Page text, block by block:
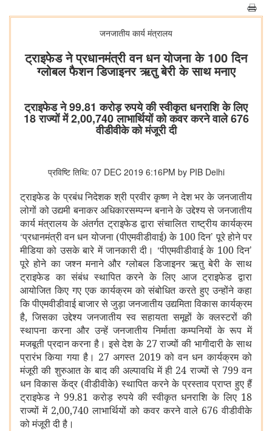
जनजातीय कार्य मंत्रालय
ट्राइफेड ने प्रधानमंत्री वन धन योजना के 100 दिन
ग्‍लोबल फैशन डिजाइनर ऋतु बेरी के सा‍थ मनाए
ट्राइफेड ने 99.81 करोड़ रुपये की स्‍वीकृत धनराशि के लिए
18 राज्‍यों में 2,00,740 लाभार्थियों को कवर करने वाले 676
वीडीवीके को मंजूरी दी
प्रविष्टि तिथि: 07 DEC 2019 6:16PM by PIB Delhi
ट्राइफेड के प्रबंध निदेशक श्री प्रवीर कृष्‍ण ने देश भर के जनजातीय
लोगों को उद्यमी बनाकर अधिकारसम्‍पन्‍न बनाने के उद्देश्‍य से जनजातीय
कार्य मंत्रालय के अंतर्गत ट्राइफेड द्वारा संचालित राष्‍ट्रीय कार्यक्रम
‘प्रधानमंत्री वन धन योजना (पीएमवीडीवाई) के 100 दिन’पूरे होने पर
मीडिया को उसके बारे में जानकारी दी। ‘पीएमवीडीवाईके 100 दिन’
पूरे होने का जश्‍न मनाने और ग्‍लोबल डिजाइनर ऋतु बेरी के साथ
ट्राइफेड का संबंध स्‍थापित करने के लिए आज ट्राइफेड द्वारा
आयोजित किए गए एक कार्यक्रम को संबोधित करते हुए उन्‍होंने कहा
कि पीएमवीडीवाई बाजार से जुड़ा जनजातीय उद्यमिता विकास कार्यक्रम
है,जिसका उद्देश्‍य जनजातीय स्‍व सहायता समूहों के क्‍लस्‍टरों की
स्‍थापना करना और उन्‍हें जनजातीय निर्माता कम्‍पनियों के रूप में
मजबूती प्रदान करना है। इसे देश के 27 राज्यों की भागीदारी के साथ
प्रारंभ किया गया है। 27 अगस्त 2019 को वन धन कार्यक्रम को
मंजूरी की शुरुआत के बाद की अल्‍पावधि में ही 24 राज्यों से 799 वन
धन विकास केंद्र (वीडीवीके) स्थापित करने के प्रस्ताव प्राप्त हुए हैं
ट्राइफेड ने 99.81 करोड़ रुपये की स्वीकृत धनराशि के लिए 18
राज्यों में 2,00,740 लाभार्थियों को कवर करने वाले 676 वीडीवीके
को मंजूरी दी है।